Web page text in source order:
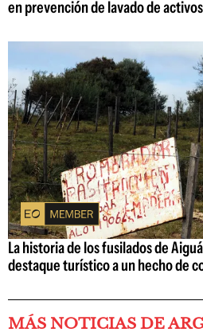
en prevención de lavado de activos
La historia de los fusilados de
destaque turístico a un hecho de
MÁS NOTICIAS DE